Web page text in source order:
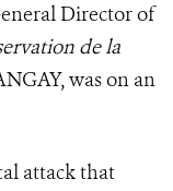
Director of
de la
was on an
attack that